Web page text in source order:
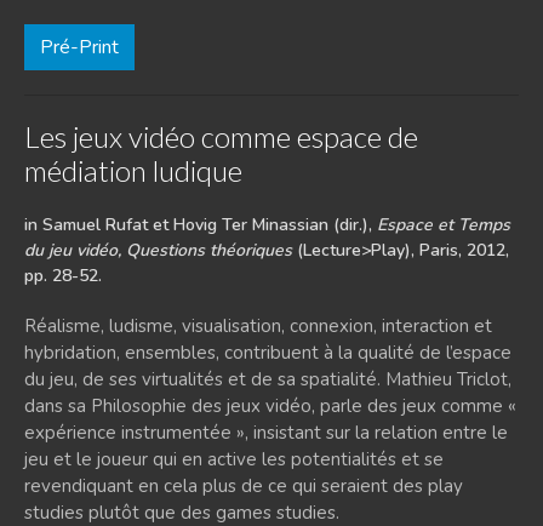
Pré-Print
Les jeux vidéo comme espace de
médiation ludique
in Samuel Rufat et Hovig Ter Minassian (dir.), Espace et Temps
du jeu vidéo, Questions théoriques(Lecture>Play), Paris, 2012,
pp. 28-52.
Réalisme, ludisme, visualisation, connexion, interaction et
hybridation, ensembles, contribuent à la qualité de l’espace
du jeu, de ses virtualités et de sa spatialité. Mathieu Triclot,
dans sa Philosophie des jeux vidéo, parle des jeux comme «
expérience instrumentée », insistant sur la relation entre le
jeu et le joueur qui en active les potentialités et se
revendiquant en cela plus de ce qui seraient des play
studies plutôt que des games studies.